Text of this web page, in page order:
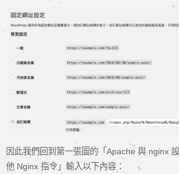
因此我們回到第一張圖的「Apache 與 nginx
他 Nginx 指令」輸入以下內容：